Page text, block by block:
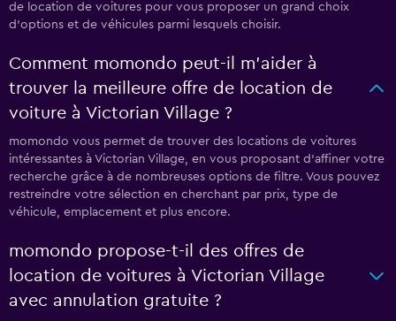
de location de voitures pour vous proposer un grand choix
d'options et de véhicules parmi lesquels choisir.
Comment momondo peut-il m’aider à
trouver la meilleure offre de location de
voiture à Victorian Village ?
momondo vous permet de trouver des locations de voitures
intéressantes à Victorian Village, en vous proposant d'affiner votre
recherche grâce à de nombreuses options de filtre. Vous pouvez
restreindre votre sélection en cherchant par prix, type de
véhicule, emplacement et plus encore.
momondo propose-t-il des offres de
location de voitures à Victorian Village
avec annulation gratuite ?